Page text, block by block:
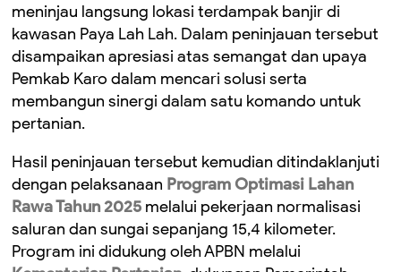
meninjau langsung lokasi terdampak banjir di
kawasan Paya Lah Lah. Dalam peninjauan tersebut
disampaikan apresiasi atas semangat dan upaya
Pemkab Karo dalam mencari solusi serta
membangun sinergi dalam satu komando untuk
pertanian.
Hasil peninjauan tersebut kemudian ditindaklanjuti
dengan pelaksanaan Program Optimasi Lahan
Rawa Tahun 2025 melalui pekerjaan normalisasi
saluran dan sungai sepanjang 15,4 kilometer.
Program ini didukung oleh APBN melalui